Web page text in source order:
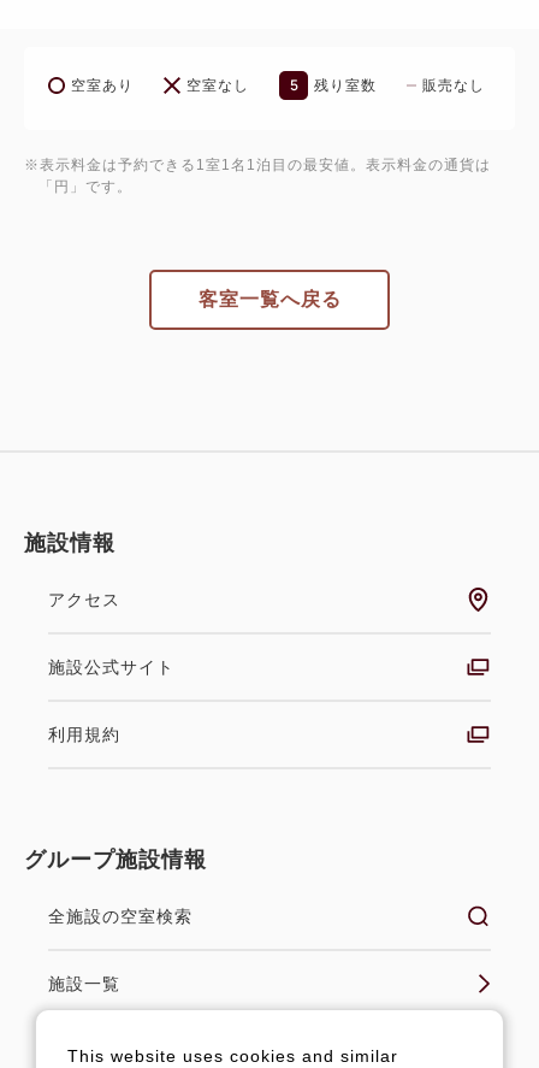
空室あり 空室なし 5 残り室数 販売なし
※表示料金は予約できる1室1名1泊目の最安値。表示料金の通貨は
「円」です。
客室一覧へ戻る
施設情報
アクセス
施設公式サイト
利用規約
グループ施設情報
全施設の空室検索
施設一覧
グループ公式サイト
This website uses cookies and similar